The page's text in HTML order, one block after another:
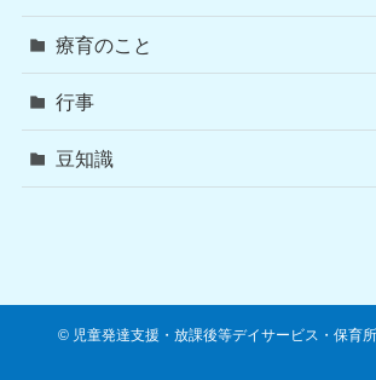
療育のこと
行事
豆知識
© 児童発達支援・放課後等デイサービス・保育